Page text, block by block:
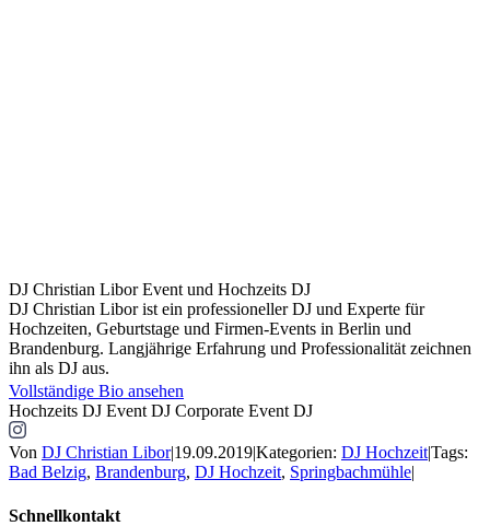
DJ Christian Libor Event und Hochzeits DJ
DJ Christian Libor ist ein professioneller DJ und Experte für
Hochzeiten, Geburtstage und Firmen-Events in Berlin und
Brandenburg. Langjährige Erfahrung und Professionalität zeichnen
ihn als DJ aus.
Vollständige Bio ansehen
Hochzeits DJ Event DJ Corporate Event DJ
Von DJ Christian Libor|19.09.2019|Kategorien: DJ Hochzeit|Tags:
Bad Belzig, Brandenburg, DJ Hochzeit, Springbachmühle|
Schnellkontakt